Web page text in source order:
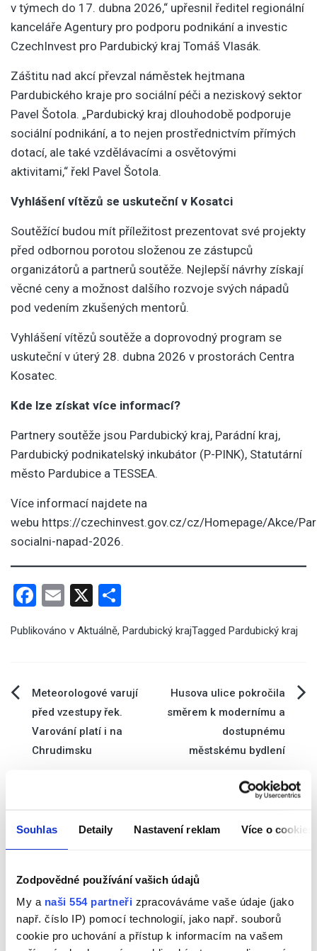
Souhlas Detaily Nastavení reklam Více o cookies
Zodpovědné používání vašich údajů
My a naši 554 partneři zpracováváme vaše údaje (jako
např. číslo IP) pomocí technologií, jako např. souborů
cookie pro uchování a přístup k informacím na vašem
v týmech do 17. dubna 2026,“ upřesnil ředitel regionální
kanceláře Agentury pro podporu podnikání a investic
CzechInvest pro Pardubický kraj Tomáš Vlasák.
Záštitu nad akcí převzal náměstek hejtmana
Pardubického kraje pro sociální péči a neziskový sektor
Pavel Šotola. „Pardubický kraj dlouhodobě podporuje
sociální podnikání, a to nejen prostřednictvím přímých
dotací, ale také vzdělávacími a osvětovými
aktivitami,“ řekl Pavel Šotola.
Vyhlášení vítězů se uskuteční v Kosatci
Soutěžící budou mít příležitost prezentovat své projekty
před odbornou porotou složenou ze zástupců
organizátorů a partnerů soutěže. Nejlepší návrhy získají
věcné ceny a možnost dalšího rozvoje svých nápadů
pod vedením zkušených mentorů.
Vyhlášení vítězů soutěže a doprovodný program se
uskuteční v úterý 28. dubna 2026 v prostorách Centra
Kosatec.
Kde lze získat více informací?
Partnery soutěže jsou Pardubický kraj, Parádní kraj,
Pardubický podnikatelský inkubátor (P-PINK), Statutární
město Pardubice a TESSEA.
Více informací najdete na
webu https://czechinvest.gov.cz/cz/Homepage/Akce/
socialni-napad-2026.
Facebook
Email
X
Publikováno v Aktuálně, Pardubický krajTagged Pardubický kraj
Navigace
pro
příspěvek
Meteorologové varují
před vzestupy řek.
Varování platí i na
Chrudimsku
Husova ulice pokročila
směrem k modernímu a
dostupnému
městskému bydlení